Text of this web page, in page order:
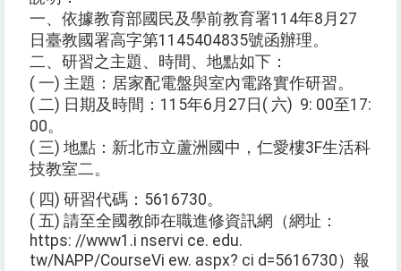
一、依據教育部國民及學前教育署114年8月27
日臺教國署高字第1145404835號函辦理。
二、研習之主題、時間、地點如下：
( 一) 主題：居家配電盤與室內電路實作研習。
( 二) 日期及時間：115年6月27日( 六) 9: 00至17:
00。
( 三) 地點：新北市立蘆洲國中，仁愛樓3F生活科
技教室二。
( 四) 研習代碼：5616730。
( 五) 請至全國教師在職進修資訊網（網址：
https: //www1.i nservi ce. edu.
tw/NAPP/CourseVi ew. aspx? ci d=5616730）報